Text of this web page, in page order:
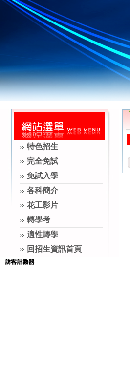
特色招生
完全免試
免試入學
各科簡介
花工影片
轉學考
適性轉學
回招生資訊首頁